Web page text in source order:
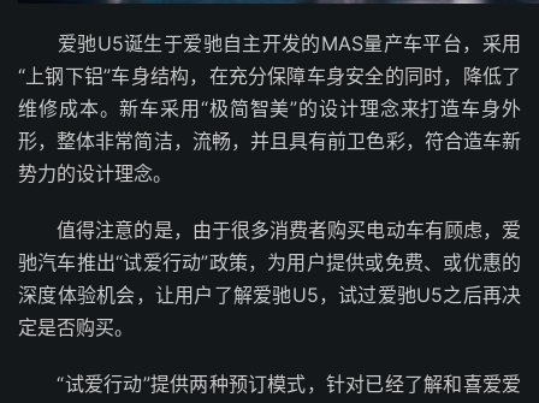
爱驰U5诞生于爱驰自主开发的MAS量产车平台，采用
“上钢下铝”车身结构，在充分保障车身安全的同时，降低了
维修成本。新车采用“极简智美”的设计理念来打造车身外
形，整体非常简洁，流畅，并且具有前卫色彩，符合造车新
势力的设计理念。
值得注意的是，由于很多消费者购买电动车有顾虑，爱
驰汽车推出“试爱行动”政策，为用户提供或免费、或优惠的
深度体验机会，让用户了解爱驰U5，试过爱驰U5之后再决
定是否购买。
“试爱行动”提供两种预订模式，针对已经了解和喜爱爱